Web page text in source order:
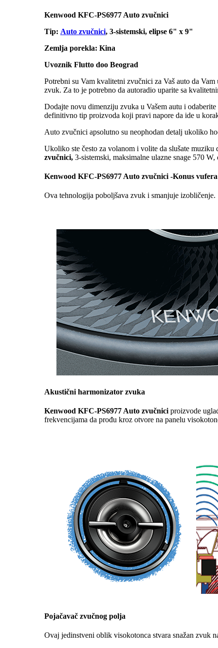
Kenwood KFC-PS6977 Auto zvučnici
Tip: Auto zvučnici, 3-sistemski, elipse 6" x 9"
Zemlja porekla: Kina
Uvoznik Flutto doo Beograd
Potrebni su Vam kvalitetni zvučnici za Vaš auto da
zvuk. Za to je potrebno da autoradio uparite sa
Dodajte novu dimenziju zvuka u Vašem autu i
definitivno tip proizvoda koji pravi napore da ide u
Auto zvučnici apsolutno su neophodan detalj ukoliko
Ukoliko ste često za volanom i volite da slušate
zvučnici, 3-sistemski, maksimalne ulazne snage 570
Kenwood KFC-PS6977 Auto zvučnici -Konus
Ova tehnologija poboljšava zvuk i smanjuje izobličenje.
Akustični harmonizator zvuka
Kenwood KFC-PS6977 Auto zvučnici proizvode
frekvencijama da prođu kroz otvore na panelu
Pojačavač zvučnog polja
Ovaj jedinstveni oblik visokotonca stvara snažan zvuk